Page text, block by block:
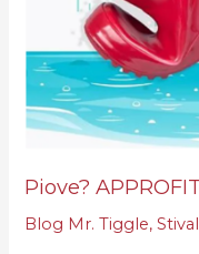
Piove?
Blog Mr. Tiggle,